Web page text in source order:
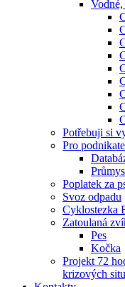
Vodné,
Potřebuji si
Pro
Poplatek za
Svoz odpadu
Cyklostezka
Zatoulaná
Pes
Kočka
Projekt 72
krizových